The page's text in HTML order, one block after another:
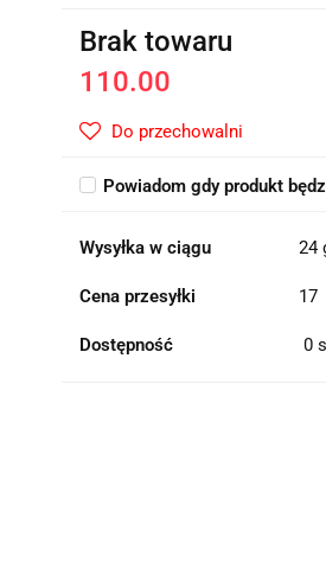
Brak towaru
110.00
Do przechowalni
Powiadom gdy produkt
Wysyłka w ciągu 24
Cena przesyłki 17
Dostępność 0